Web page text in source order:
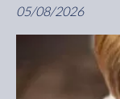
05/08/2026